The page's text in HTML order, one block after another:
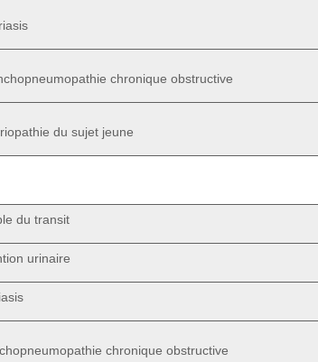
chronique obstructive
du sujet jeune
du transit
urinaire
chronique obstructive